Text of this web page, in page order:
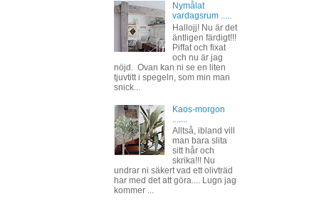
Nymålat
vardagsrum .....
Hallojj! Nu är det
äntligen färdigt!!!
Piffat och fixat
och nu är jag
nöjd. Ovan kan ni se en liten
tjuvtitt i spegeln, som min man
snick...
Kaos-morgon
Alltså, ibland vill
man bara slita
sitt hår och
skrika!!! Nu
undrar ni säkert vad ett olivträd
har med det att göra.... Lugn jag
kommer ...